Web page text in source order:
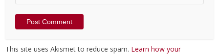
This site uses Akismet to reduce spam. Learn how your